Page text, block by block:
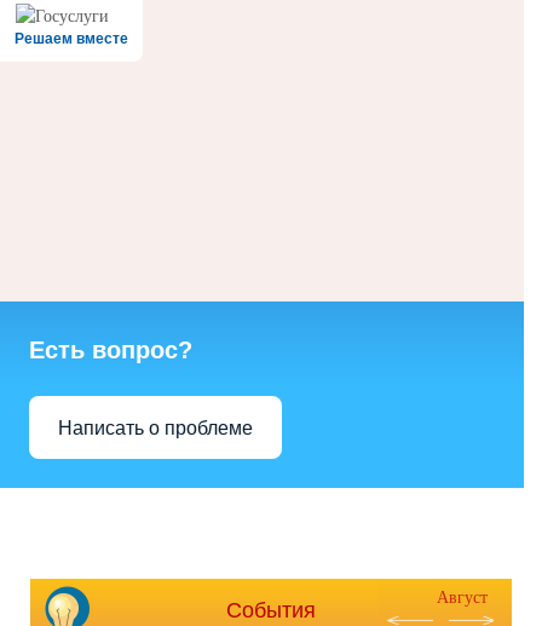
Решаем вместе
Есть вопрос?
Написать о проблеме
События
Август